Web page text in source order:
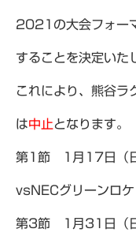
2021の大会フォー
することを決定いた
これにより、熊谷ラ
は中止となります。
第1節 1月17日（日
vsNECグリーンロケ
第3節 1月31日（日